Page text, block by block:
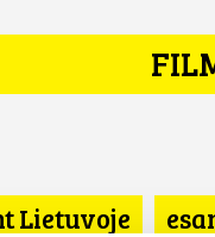
Lietuvoje